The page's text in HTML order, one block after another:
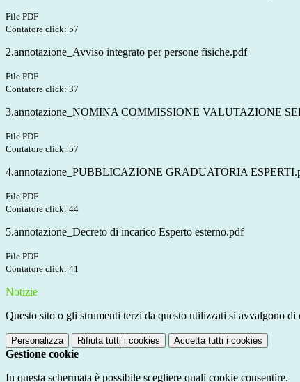
File PDF
Contatore click: 57
2.annotazione_Avviso integrato per persone fisiche.pdf
File PDF
Contatore click: 37
3.annotazione_NOMINA COMMISSIONE VALUTAZIONE
File PDF
Contatore click: 57
4.annotazione_PUBBLICAZIONE GRADUATORIA
File PDF
Contatore click: 44
5.annotazione_Decreto di incarico Esperto esterno.pdf
File PDF
Contatore click: 41
Notizie
Questo sito o gli strumenti terzi da questo utilizzati si avvalgono
Personalizza Rifiuta tutti i cookies Accetta tutti i cookies
Gestione cookie
In questa schermata è possibile scegliere quali cookie consentire.